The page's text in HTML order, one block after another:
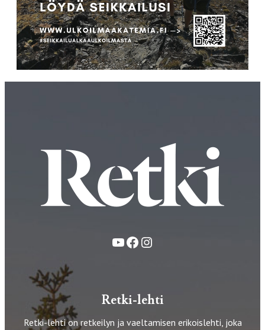
YouTube
FacebookInstagram
Retki-lehti
Retki-lehti on retkeilyn ja vaeltamisen erikoislehti, joka